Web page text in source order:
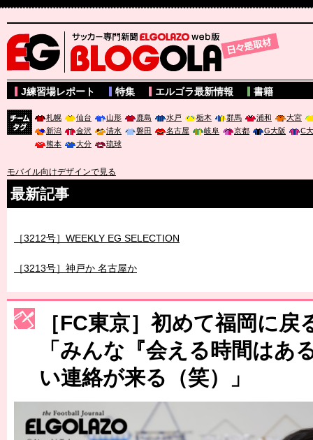
サッカー専門新聞ELGOLAZO web版 BLOGOLA
J練習場レポート 特集 エルゴラ最新情報 書籍
札幌 仙台 山形 鹿島 水戸 栃木 群馬 浦和
大宮
新潟
金沢 清水 磐田 名古屋 岐阜 京都 G大阪
C
熊本
大分 琉球
モバイル向けデザインで見る
最新記事
［3214号］WEST制覇
［3215号］WEEKLY EG SELECTION
［3216号］行く末占うラストワン
［3217号］最高の景色へ出国
［3218号］WEEKLY EG SELECTION
［FC東京］初めて福岡に戻
「みんな『会える時間はあ
い連絡が来る（笑）」